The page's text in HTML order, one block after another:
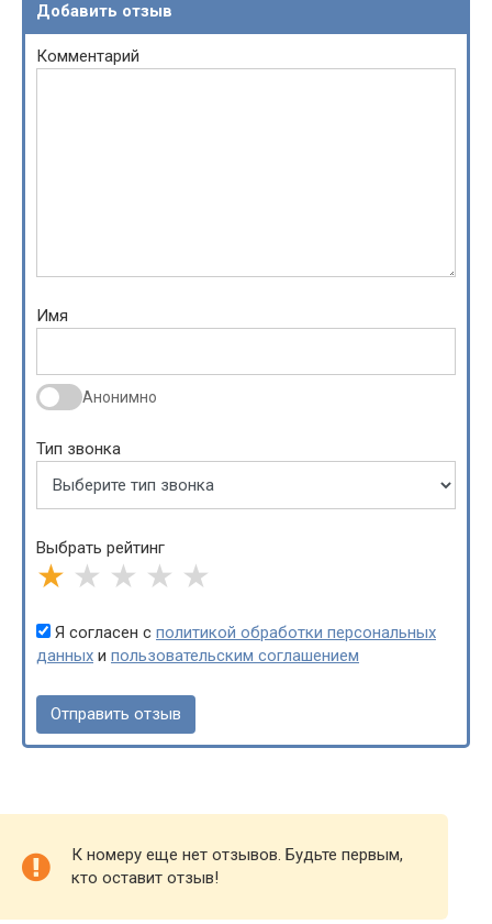
Добавить отзыв
Комментарий
Имя
Анонимно
Тип звонка
Выбрать рейтинг
★ ★ ★ ★ ★
Я согласен с политикой обработки персональных
данных и пользовательским соглашением
К номеру еще нет отзывов. Будьте первым,
кто оставит отзыв!